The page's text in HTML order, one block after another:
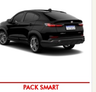
PACK SMART